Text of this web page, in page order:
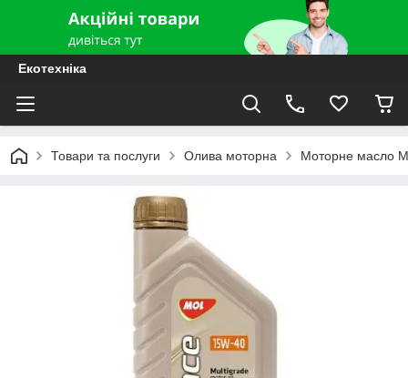
Екотехніка
Товари та послуги Олива моторна Моторне масло